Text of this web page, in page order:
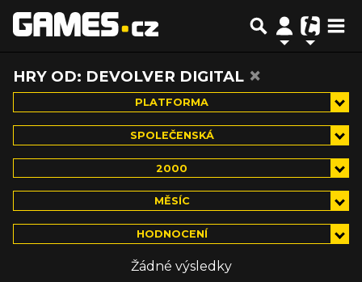
HRY OD: DEVOLVER DIGITAL ×
PLATFORMA
SPOLEČENSKÁ
2000
MĚSÍC
HODNOCENÍ
Žádné výsledky